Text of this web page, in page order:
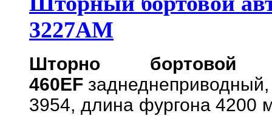
3227АМ
Шторно бортовой
460EF
3954, длина фургона 4200